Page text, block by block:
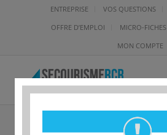
ENTREPRISE VOS QUESTIONS
OFFRE D’EMPLOI
MICRO-FICHES
MON COMPTE